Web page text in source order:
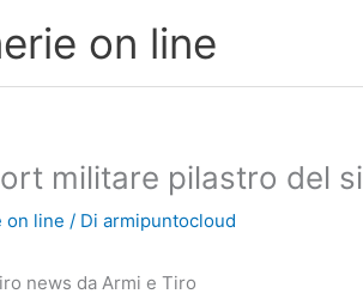
on line
militare pilastro del
on line / Di armipuntocloud
news da Armi e Tiro